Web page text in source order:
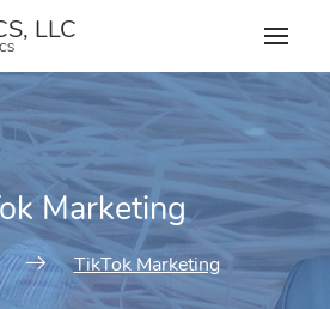
LLC
Marketing
TikTok Marketing